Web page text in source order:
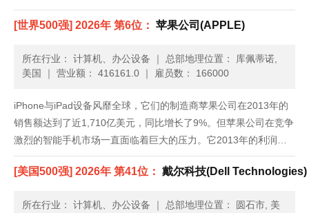
Pay和Apple Watch等新的产品类别，苹果还发布了iPhone 6，上
市前三天就创纪录地卖出1000万部。......
[世界500强] 2026年 第6位： 苹果公司(APPLE)
所在行业： 计算机、办公设备 ｜ 总部地理位置： 库佩蒂诺,
美国
｜ 营业额： 416161.0 ｜ 雇员数： 166000
iPhone与iPad设备风靡全球，它们的制造商苹果公司在2013年的
销售额达到了近1,710亿美元，同比增长了9%。但苹果公司在竞争
激烈的智能手机市场一直面临着巨大的压力。它2013年的利润为
370亿美元，比2012年减少了11%。尽管如此，苹果公司仍持有大
量的现金。最近，公司CEO蒂姆•库克调用......
[美国500强] 2026年 第41位： 戴尔科技(Dell Technologies)
所在行业： 计算机、办公设备 ｜ 总部地理位置： 圆石市, 美